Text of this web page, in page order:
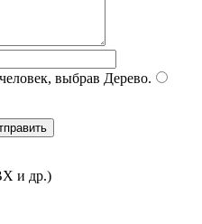
выбрав Дерево.
и др.)